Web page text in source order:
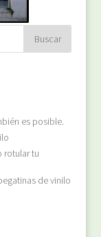
es posible.
rotular tu
de vinilo